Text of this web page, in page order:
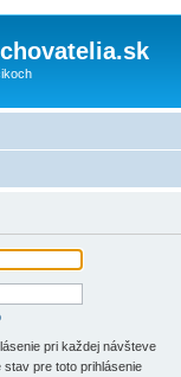
pri každej návšteve
stav pre toto prihlásenie